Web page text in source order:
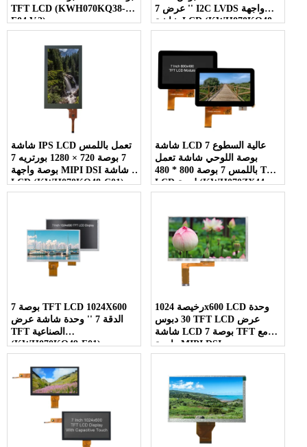
TFT LCD (KWH070KQ38-
F04 V.2)
عرض 7 '' I2C LVDS واجهة
شاشة LCD (KWH070KQ40-
C09)
شاشة IPS LCD تعمل باللمس
7 بوصة 720 × 1280 بورتريه 7
بوصة واجهة MIPI DSI شاشة
LCD (KWH070KQ48-C01)
شاشة LCD عالية السطوع 7
بوصة اللوحي شاشة تعمل
باللمس 7 بوصة 800 * 480 TFT
LCD لوحة (KWH070ZX44-
C01)
7 بوصة TFT LCD 1024X600
الدقة 7 '' وحدة شاشة عرض
TFT الصناعية
(KWH070KQ49-F01)
رخيصة 1024x600 LCD وحدة
30 دبوس TFT LCD عرض
شاشة LCD 7 بوصة TFT مع
واجهة MIPI DSI
(KWH070KQ40-F07)